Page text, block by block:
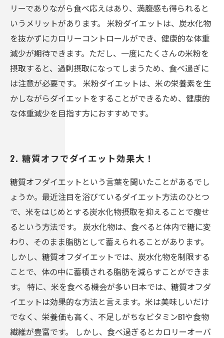
リーでありながら食べ応えはあり、満腹感も得られると
いうメリットがあります。 米粉ダイエットは、炭水化物
を抜かずにカロリーコントロールができ、健康的な体重
減少が期待できます。ただし、一度にたくさんの米粉を
摂取すると、過剰摂取になってしまうため、食べ過ぎに
は注意が必要です。 米粉ダイエットは、米の栄養素を生
かしながらダイエットをすることができるため、健康的
な体重減少を目指す方におすすめです。
2. 糖質オフでダイエット効果大！
糖質オフダイエットという言葉を聞いたことがあるでし
ょうか。最近注目を浴びているダイエット方法のひとつ
で、米をはじめとする炭水化物摂取を抑えることで痩せ
るという方法です。 炭水化物は、食べると体内で糖に変
わり、そのまま脂肪として蓄えられることがあります。
しかし、糖質オフダイエットでは、炭水化物を制限する
ことで、体の中に蓄積される脂肪を減らすことができま
す。 特に、米を食べる機会が多い日本では、糖質オフダ
イエットは効果的な方法と言えます。米は美味しいだけ
でなく、栄養価も高く、不足しがちなビタミンB1や食物
繊維が豊富です。 しかし、食べ過ぎるとカロリーオーバ